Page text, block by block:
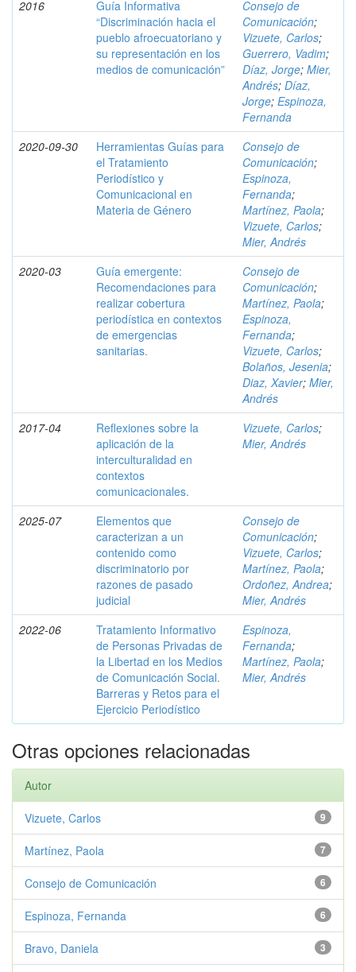
2016
Guía Informativa
“Discriminación hacia el
pueblo afroecuatoriano y
su representación en los
medios de comunicación”
Consejo de
Comunicación;
Vizuete, Carlos;
Guerrero, Vadim;
Díaz, Jorge; Mier,
Andrés; Díaz,
Jorge; Espinoza,
Fernanda
2020-09-30
Herramientas Guías para
el Tratamiento
Periodístico y
Comunicacional en
Materia de Género
Consejo de
Comunicación;
Espinoza,
Fernanda;
Martínez, Paola;
Vizuete, Carlos;
Mier, Andrés
2020-03
Guía emergente:
Recomendaciones para
realizar cobertura
periodística en contextos
de emergencias
sanitarias.
Consejo de
Comunicación;
Martínez, Paola;
Espinoza,
Fernanda;
Vizuete, Carlos;
Bolaños, Jesenia;
Diaz, Xavier; Mier,
Andrés
2017-04
Reflexiones sobre la
aplicación de la
interculturalidad en
contextos
comunicacionales.
Vizuete, Carlos;
Mier, Andrés
2025-07
Elementos que
caracterizan a un
contenido como
discriminatorio por
razones de pasado
judicial
Consejo de
Comunicación;
Vizuete, Carlos;
Martínez, Paola;
Ordoñez, Andrea;
Mier, Andrés
2022-06
Tratamiento Informativo
de Personas Privadas de
la Libertad en los Medios
de Comunicación Social.
Barreras y Retos para el
Ejercicio Periodístico
Espinoza,
Fernanda;
Martínez, Paola;
Mier, Andrés
Otras opciones relacionadas
Autor
9
Vizuete, Carlos
7
Martínez, Paola
6
Consejo de Comunicación
6
Espinoza, Fernanda
3
Bravo, Daniela